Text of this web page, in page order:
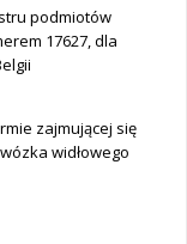
podmiotów
17627, dla
zajmującej się
widłowego